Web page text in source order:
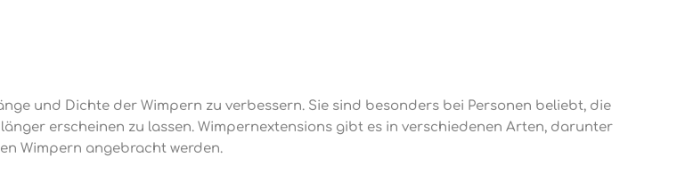
und Dichte der Wimpern zu verbessern. Sie sind besonders bei Personen beliebt, die
erscheinen zu lassen. Wimpernextensions gibt es in verschiedenen Arten, darunter
Wimpern angebracht werden.